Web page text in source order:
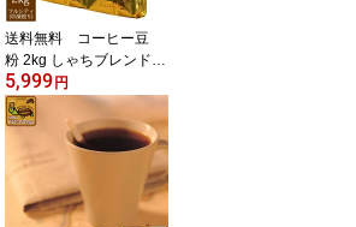
送料無料 コーヒー豆
粉 2kg しゃちブレンド・
プレミアムブレンド 珈琲
2kg入セット 鯱×4 珈琲豆
粉 ギフト 加藤珈琲 深
いコク ふくよか 高リ
ピート率
5,999 円